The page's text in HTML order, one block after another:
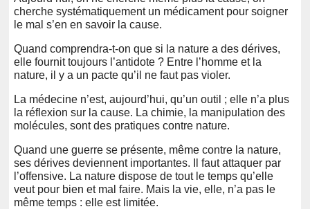
cherche systématiquement un médicament pour soigner
le mal s’en en savoir la cause.
Quand comprendra-t-on que si la nature a des dérives,
elle fournit toujours l’antidote ? Entre l’homme et la
nature, il y a un pacte qu’il ne faut pas violer.
La médecine n’est, aujourd’hui, qu’un outil ; elle n’a plus
la réflexion sur la cause. La chimie, la manipulation des
molécules, sont des pratiques contre nature.
Quand une guerre se présente, même contre la nature,
ses dérives deviennent importantes. Il faut attaquer par
l’offensive. La nature dispose de tout le temps qu’elle
veut pour bien et mal faire. Mais la vie, elle, n’a pas le
même temps : elle est limitée.